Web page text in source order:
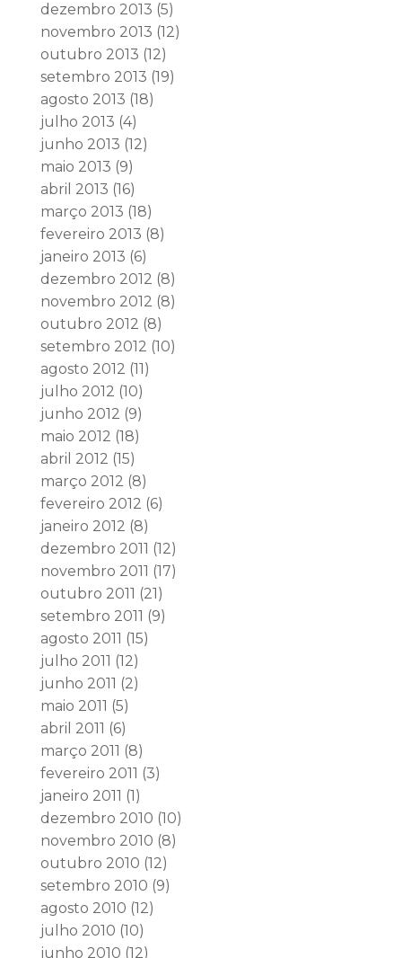
dezembro 2013 (5)
novembro 2013 (12)
outubro 2013 (12)
setembro 2013 (19)
agosto 2013 (18)
julho 2013 (4)
junho 2013 (12)
maio 2013 (9)
abril 2013 (16)
março 2013 (18)
fevereiro 2013 (8)
janeiro 2013 (6)
dezembro 2012 (8)
novembro 2012 (8)
outubro 2012 (8)
setembro 2012 (10)
agosto 2012 (11)
julho 2012 (10)
junho 2012 (9)
maio 2012 (18)
abril 2012 (15)
março 2012 (8)
fevereiro 2012 (6)
janeiro 2012 (8)
dezembro 2011 (12)
novembro 2011 (17)
outubro 2011 (21)
setembro 2011 (9)
agosto 2011 (15)
julho 2011 (12)
junho 2011 (2)
maio 2011 (5)
abril 2011 (6)
março 2011 (8)
fevereiro 2011 (3)
janeiro 2011 (1)
dezembro 2010 (10)
novembro 2010 (8)
outubro 2010 (12)
setembro 2010 (9)
agosto 2010 (12)
julho 2010 (10)
junho 2010 (12)